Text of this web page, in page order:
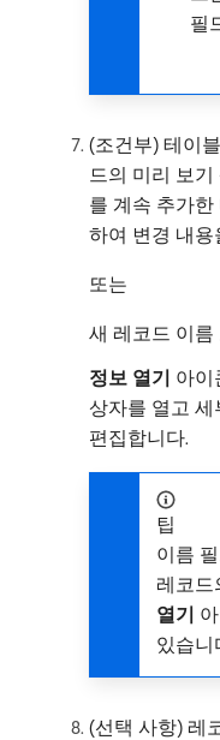
필
(조건부) 테이
드의 미리 보
를 계속 추가
하여 변경 내용
또는
새 레코드 이름
정보 열기 아이
상자를 열고
편집합니다.
팁
이름
레코드
열기
있습니
(선택 사항) 레